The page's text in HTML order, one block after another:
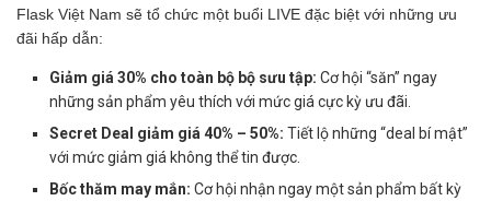
Flask Việt Nam sẽ tổ chức một buổi LIVE đặc biệt với những ưu
đãi hấp dẫn:
Giảm giá 30% cho toàn bộ bộ sưu tập: Cơ hội “săn” ngay
những sản phẩm yêu thích với mức giá cực kỳ ưu đãi.
Secret Deal giảm giá 40% – 50%: Tiết lộ những “deal bí mật”
với mức giảm giá không thể tin được.
Bốc thăm may mắn: Cơ hội nhận ngay một sản phẩm bất kỳ